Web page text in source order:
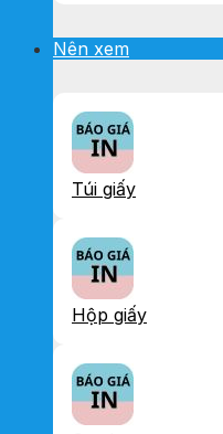
Nên xem
Túi giấy
Hộp giấy